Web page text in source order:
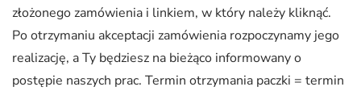
złożonego zamówienia i linkiem, w który należy kliknąć.
Po otrzymaniu akceptacji zamówienia rozpoczynamy jego
realizację, a Ty będziesz na bieżąco informowany o
postępie naszych prac. Termin otrzymania paczki = termin